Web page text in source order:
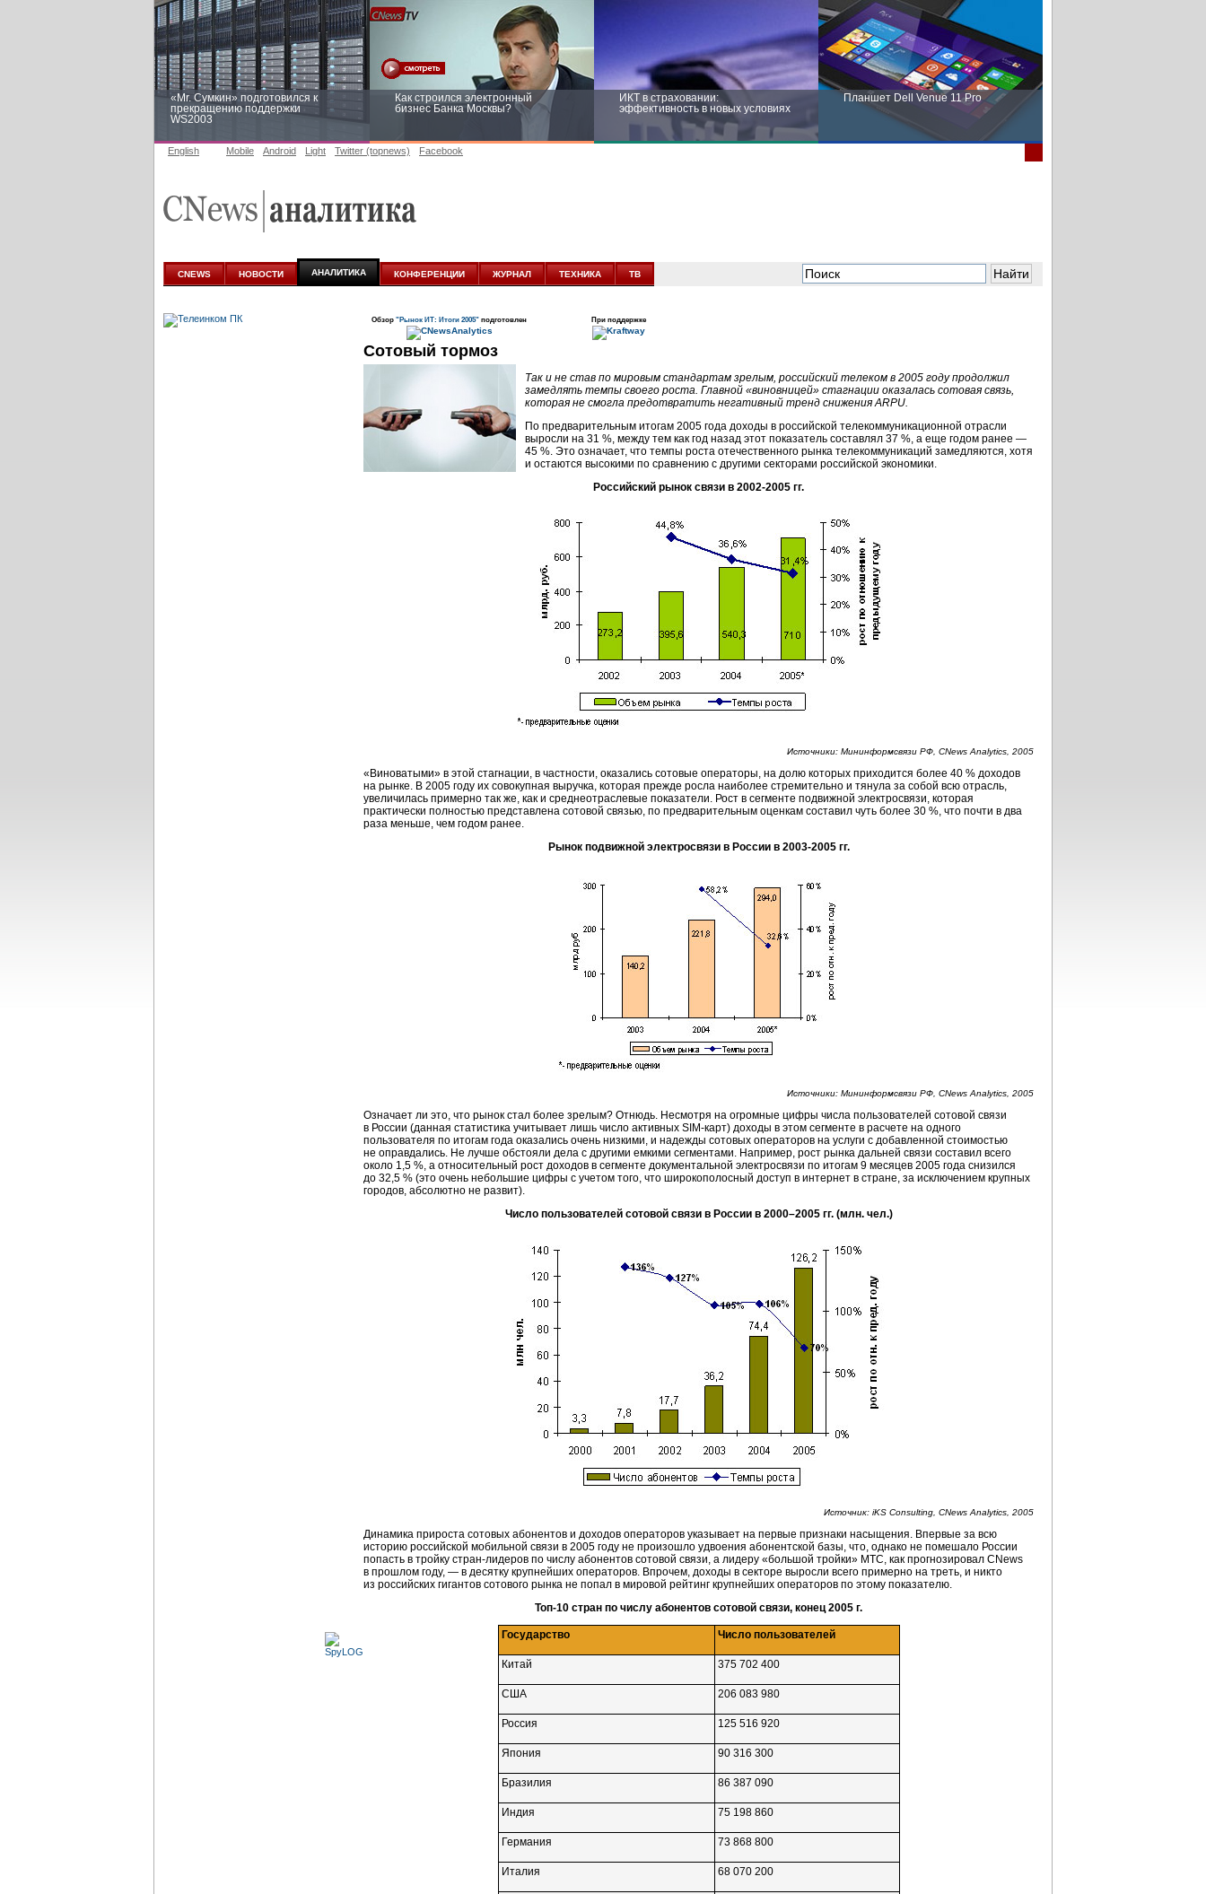
«Mr. Сумкин» подготовился к
прекращению поддержки
WS2003
Как строился электронный
бизнес Банка Москвы?
ИКТ в страховании:
эффективность в новых условиях
Планшет Dell Venue 11 Pro
аналитике
новых условиях
English Mobile Android Light Twitter (topnews) Facebook
CNEWS НОВОСТИ АНАЛИТИКА КОНФЕРЕНЦИИ ЖУРНАЛ ТЕХНИКА ТВ
Обзор "Рынок ИТ: Итоги 2005" подготовлен При поддержке
Сотовый тормоз
Так и не став по мировым стандартам зрелым, российский телеком в 2005 году продолжил
замедлять темпы своего роста. Главной «виновницей» стагнации оказалась сотовая связь,
которая не смогла предотвратить негативный тренд снижения ARPU.
По предварительным итогам 2005 года доходы в российской телекоммуникационной отрасли
выросли на 31 %, между тем как год назад этот показатель составлял 37 %, а еще годом ранее —
45 %. Это означает, что темпы роста отечественного рынка телекоммуникаций замедляются, хотя
и остаются высокими по сравнению с другими секторами российской экономики.
Российский рынок связи в 2002-2005 гг.
Источники: Мининформсвязи РФ, CNews Analytics, 2005
«Виноватыми» в этой стагнации, в частности, оказались сотовые операторы, на долю которых приходится более 40 % доходов
на рынке. В 2005 году их совокупная выручка, которая прежде росла наиболее стремительно и тянула за собой всю отрасль,
увеличилась примерно так же, как и среднеотраслевые показатели. Рост в сегменте подвижной электросвязи, которая
практически полностью представлена сотовой связью, по предварительным оценкам составил чуть более 30 %, что почти в два
раза меньше, чем годом ранее.
Рынок подвижной электросвязи в России в 2003-2005 гг.
Источники: Мининформсвязи РФ, CNews Analytics, 2005
Означает ли это, что рынок стал более зрелым? Отнюдь. Несмотря на огромные цифры числа пользователей сотовой связи
в России (данная статистика учитывает лишь число активных SIM-карт) доходы в этом сегменте в расчете на одного
пользователя по итогам года оказались очень низкими, и надежды сотовых операторов на услуги с добавленной стоимостью
не оправдались. Не лучше обстояли дела с другими емкими сегментами. Например, рост рынка дальней связи составил всего
около 1,5 %, а относительный рост доходов в сегменте документальной электросвязи по итогам 9 месяцев 2005 года снизился
до 32,5 % (это очень небольшие цифры с учетом того, что широкополосный доступ в интернет в стране, за исключением крупных
городов, абсолютно не развит).
Число пользователей сотовой связи в России в 2000–2005гг. (млн. чел.)
Источник: iKS Consulting, CNews Analytics, 2005
Динамика прироста сотовых абонентов и доходов операторов указывает на первые признаки насыщения. Впервые за всю
историю российской мобильной связи в 2005 году не произошло удвоения абонентской базы, что, однако не помешало России
попасть в тройку стран-лидеров по числу абонентов сотовой связи, а лидеру «большой тройки» МТС, как прогнозировал CNews
в прошлом году, — в десятку крупнейших операторов. Впрочем, доходы в секторе выросли всего примерно на треть, и никто
из российских гигантов сотового рынка не попал в мировой рейтинг крупнейших операторов по этому показателю.
Топ-10 стран по числу абонентов сотовой связи, конец 2005 г.
Государство Число пользователей
Китай 375 702 400
США 206 083 980
Россия 125 516 920
Япония 90 316 300
Бразилия 86 387 090
Индия 75 198 860
Германия 73 868 800
Италия 68 070 200